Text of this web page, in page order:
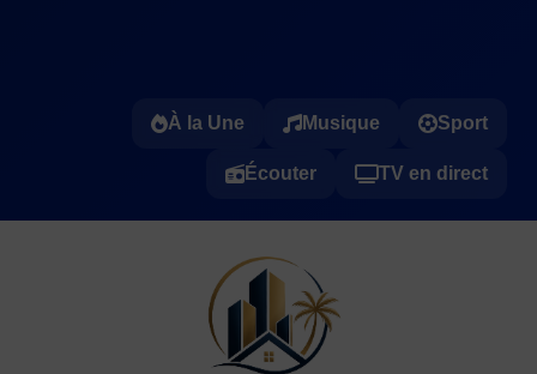
À la Une Musique Sport
Écouter TV en direct